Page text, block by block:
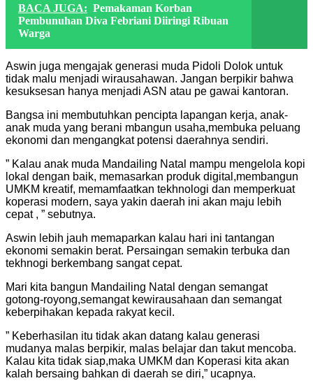
BACA JUGA: Pemakaman Korban
Pembunuhan Diva Febriani Diiringi Ribuan
Warga
Aswin juga mengajak generasi muda Pidoli Dolok untuk
tidak malu menjadi wirausahawan. Jangan berpikir bahwa
kesuksesan hanya menjadi ASN atau pe gawai kantoran.
Bangsa ini membutuhkan pencipta lapangan kerja, anak-
anak muda yang berani mbangun usaha,membuka peluang
ekonomi dan mengangkat potensi daerahnya sendiri.
” Kalau anak muda Mandailing Natal mampu mengelola kopi
lokal dengan baik, memasarkan produk digital,membangun
UMKM kreatif, memamfaatkan tekhnologi dan memperkuat
koperasi modern, saya yakin daerah ini akan maju lebih
cepat , ” sebutnya.
Aswin lebih jauh memaparkan kalau hari ini tantangan
ekonomi semakin berat. Persaingan semakin terbuka dan
tekhnogi berkembang sangat cepat.
Mari kita bangun Mandailing Natal dengan semangat
gotong-royong,semangat kewirausahaan dan semangat
keberpihakan kepada rakyat kecil.
” Keberhasilan itu tidak akan datang kalau generasi
mudanya malas berpikir, malas belajar dan takut mencoba.
Kalau kita tidak siap,maka UMKM dan Koperasi kita akan
kalah bersaing bahkan di daerah se diri,” ucapnya.